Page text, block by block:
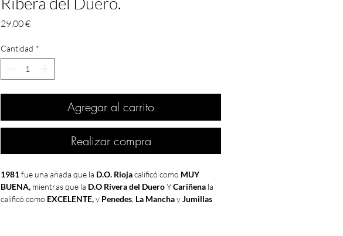
29,00 €Precio
Cantidad *
Agregar al carrito
Realizar compra
1981fue una añada que la D.O. Riojacalificó como MUY
BUENA, mientras que la D.O Rivera del DueroYCariñena la
calificó como EXCELENTE,y Penedes La ManchayJumillas